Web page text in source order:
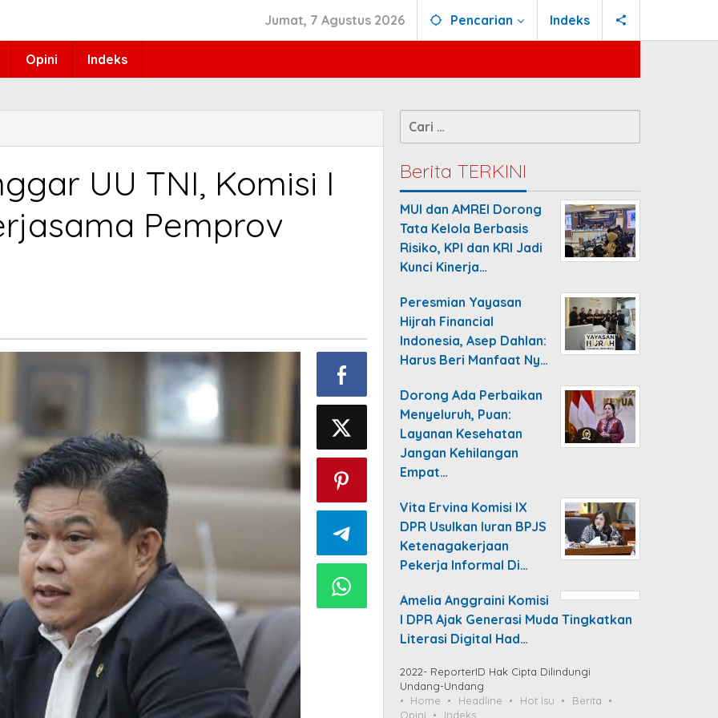
Jumat, 7 Agustus 2026 Pencarian Indeks
Opini Indeks
UU TNI, Komisi I
Pemprov
Cari
untuk:
Berita TERKINI
MUI dan AMREI Dorong
Tata Kelola Berbasis
Risiko, KPI dan KRI Jadi
Kunci Kinerja…
Peresmian Yayasan
Hijrah Financial
Indonesia, Asep Dahlan:
Harus Beri Manfaat Ny…
Dorong Ada Perbaikan
Menyeluruh, Puan:
Layanan Kesehatan
Jangan Kehilangan
Empat…
Vita Ervina Komisi IX
DPR Usulkan Iuran BPJS
Ketenagakerjaan
Pekerja Informal Di…
Amelia Anggraini Komisi
I DPR Ajak Generasi Muda Tingkatkan
Literasi Digital Had…
2022- ReporterID Hak Cipta Dilindungi
Undang-Undang
Home
Headline Hot Isu
Berita
Opini
Indeks